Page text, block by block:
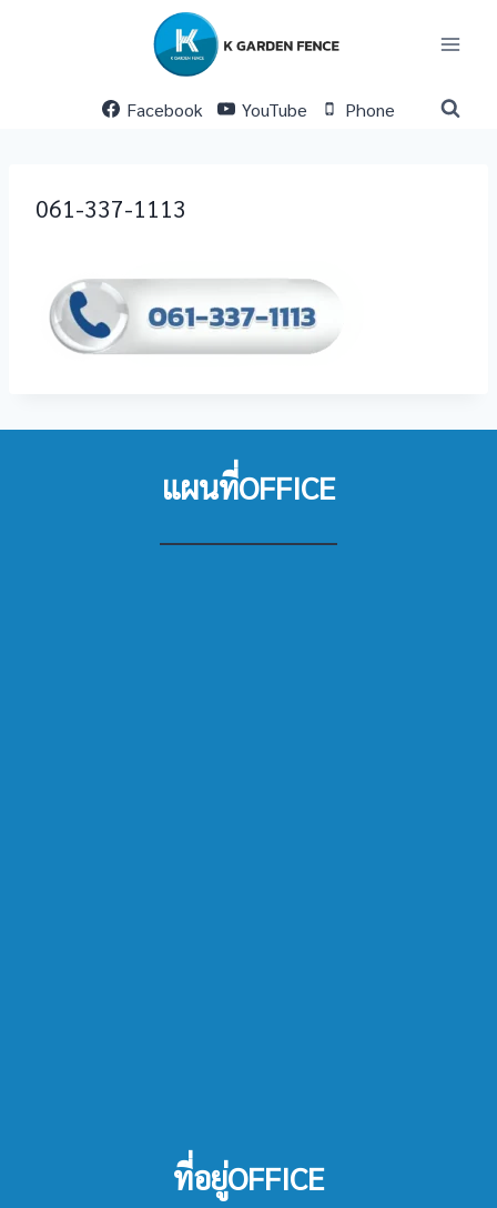
Facebook
YouTube Phone
061-337-1113
แผนที่OFFICE
ที่อยู่OFFICE